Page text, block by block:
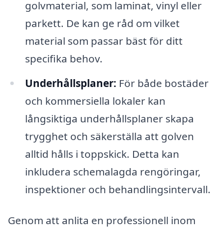
golvmaterial, som laminat, vinyl eller
parkett. De kan ge råd om vilket
material som passar bäst för ditt
specifika behov.
Underhållsplaner: För både bostäder
och kommersiella lokaler kan
långsiktiga underhållsplaner skapa
trygghet och säkerställa att golven
alltid hålls i toppskick. Detta kan
inkludera schemalagda rengöringar,
inspektioner och behandlingsintervall.
Genom att anlita en professionell inom